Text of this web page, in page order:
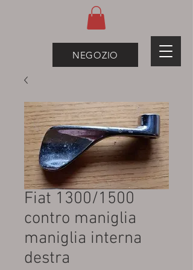
NEGOZIO
Fiat 1300/1500
contro maniglia
maniglia interna
destra